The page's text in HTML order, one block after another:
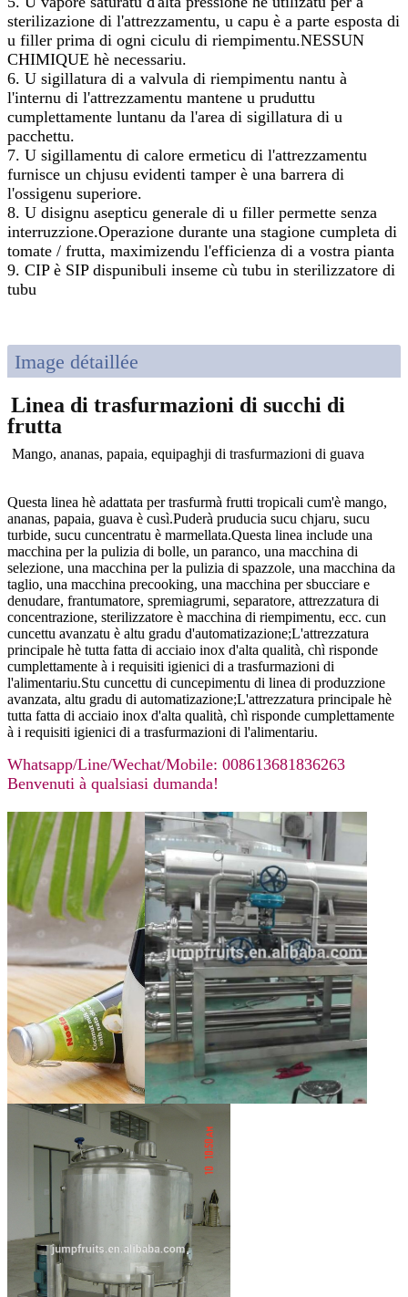
sterilizazione di l'attrezzamentu, u capu è a parte esposta di
u filler prima di ogni ciculu di riempimentu.NESSUN
CHIMIQUE hè necessariu.
6. U sigillatura di a valvula di riempimentu nantu à
l'internu di l'attrezzamentu mantene u pruduttu
cumplettamente luntanu da l'area di sigillatura di u
pacchettu.
7. U sigillamentu di calore ermeticu di l'attrezzamentu
furnisce un chjusu evidenti tamper è una barrera di
l'ossigenu superiore.
8. U disignu asepticu generale di u filler permette senza
interruzzione.Operazione durante una stagione cumpleta di
tomate / frutta, maximizendu l'efficienza di a vostra pianta
9. CIP è SIP dispunibuli inseme cù tubu in sterilizzatore di
tubu
Image détaillée
Linea di trasfurmazioni di succhi di
frutta
Mango, ananas, papaia, equipaghji di trasfurmazioni di guava
Questa linea hè adattata per trasfurmà frutti tropicali cum'è mango,
ananas, papaia, guava è cusì.Puderà pruducia sucu chjaru, sucu
turbide, sucu cuncentratu è marmellata.Questa linea include una
macchina per la pulizia di bolle, un paranco, una macchina di
selezione, una macchina per la pulizia di spazzole, una macchina da
taglio, una macchina precooking, una macchina per sbucciare e
denudare, frantumatore, spremiagrumi, separatore, attrezzatura di
concentrazione, sterilizzatore è macchina di riempimentu, ecc. cun
cuncettu avanzatu è altu gradu d'automatizazione;L'attrezzatura
principale hè tutta fatta di acciaio inox d'alta qualità, chì risponde
cumplettamente à i requisiti igienici di a trasfurmazioni di
l'alimentariu.Stu cuncettu di cuncepimentu di linea di produzzione
avanzata, altu gradu di automatizazione;L'attrezzatura principale hè
tutta fatta di acciaio inox d'alta qualità, chì risponde cumplettamente
à i requisiti igienici di a trasfurmazioni di l'alimentariu.
Whatsapp/Line/Wechat/Mobile: 008613681836263
Benvenuti à qualsiasi dumanda!